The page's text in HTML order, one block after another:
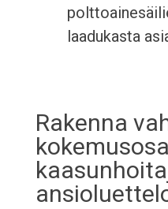
laadukasta
Rakenna
kokemusosa